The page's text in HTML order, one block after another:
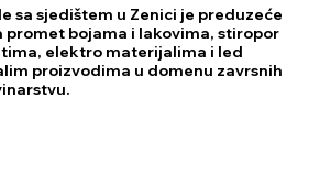
sa sjedištem u Zenici je preduzeće
promet bojama i lakovima, stiropor
elektro materijalima i led
proizvodima u domenu zavrsnih